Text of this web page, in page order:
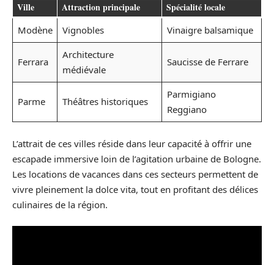
Ville Attraction principale Spécialité locale
Modène Vignobles Vinaigre balsamique
Ferrara
Architecture
médiévale
Saucisse de Ferrare
Parme Théâtres historiques
Parmigiano
Reggiano
L’attrait de ces villes réside dans leur capacité à offrir une
escapade immersive loin de l’agitation urbaine de Bologne.
Les locations de vacances dans ces secteurs permettent de
vivre pleinement la dolce vita, tout en profitant des délices
culinaires de la région.